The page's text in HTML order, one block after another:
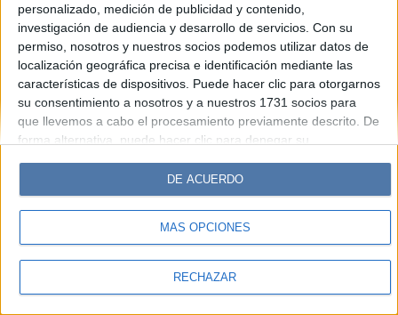
personalizado, medición de publicidad y contenido,
investigación de audiencia y desarrollo de servicios. Con su
permiso, nosotros y nuestros socios podemos utilizar datos de
localización geográfica precisa e identificación mediante las
características de dispositivos. Puede hacer clic para otorgarnos
su consentimiento a nosotros y a nuestros 1731 socios para
que llevemos a cabo el procesamiento previamente descrito. De
forma alternativa, puede hacer clic para denegar su
cambiar sus preferencias antes de otorgar su consentimiento.
Tenga en cuenta que algún procesamiento de sus datos
personales puede no requerir de su consentimiento, pero usted
tiene el derecho de rechazar tal procesamiento. Sus
sus preferencias o retirar su consentimiento en cualquier
MÁS OPCIONES
RECHAZAR
DE ACUERDO